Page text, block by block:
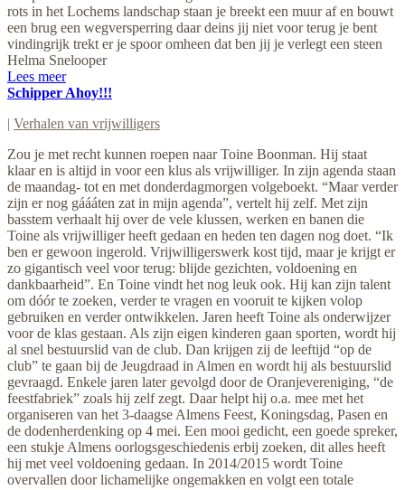
rots in het Lochems landschap staan je breekt een muur af en bouwt
een brug een wegversperring daar deins jij niet voor terug je bent
vindingrijk trekt er je spoor omheen dat ben jij je verlegt een steen
Helma Snelooper
Lees meer
Schipper Ahoy!!!
| Verhalen van vrijwilligers
Zou je met recht kunnen roepen naar Toine Boonman. Hij staat
klaar en is altijd in voor een klus als vrijwilliger. In zijn agenda staan
de maandag- tot en met donderdagmorgen volgeboekt. “Maar verder
zijn er nog gáááten zat in mijn agenda”, vertelt hij zelf. Met zijn
basstem verhaalt hij over de vele klussen, werken en banen die
Toine als vrijwilliger heeft gedaan en heden ten dagen nog doet. “Ik
ben er gewoon ingerold. Vrijwilligerswerk kost tijd, maar je krijgt er
zo gigantisch veel voor terug: blijde gezichten, voldoening en
dankbaarheid”. En Toine vindt het nog leuk ook. Hij kan zijn talent
om dóór te zoeken, verder te vragen en vooruit te kijken volop
gebruiken en verder ontwikkelen. Jaren heeft Toine als onderwijzer
voor de klas gestaan. Als zijn eigen kinderen gaan sporten, wordt hij
al snel bestuurslid van de club. Dan krijgen zij de leeftijd “op de
club” te gaan bij de Jeugdraad in Almen en wordt hij als bestuurslid
gevraagd. Enkele jaren later gevolgd door de Oranjevereniging, “de
feestfabriek” zoals hij zelf zegt. Daar helpt hij o.a. mee met het
organiseren van het 3-daagse Almens Feest, Koningsdag, Pasen en
de dodenherdenking op 4 mei. Een mooi gedicht, een goede spreker,
een stukje Almens oorlogsgeschiedenis erbij zoeken, dit alles heeft
hij met veel voldoening gedaan. In 2014/2015 wordt Toine
overvallen door lichamelijke ongemakken en volgt een totale